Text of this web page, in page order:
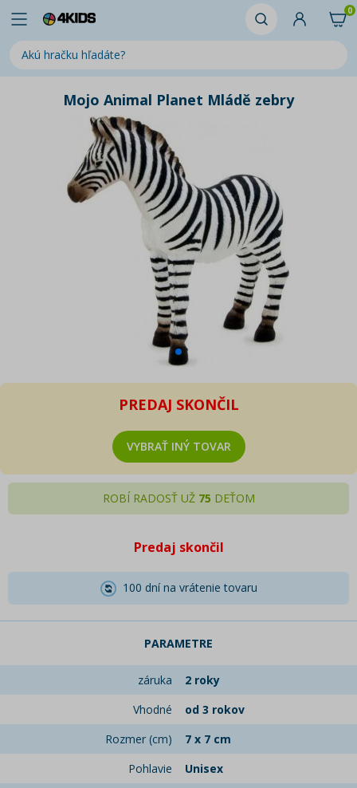
0
Mojo Animal Planet Mládě zebry
PREDAJ SKONČIL
VYBRAŤ INÝ TOVAR
ROBÍ RADOSŤ UŽ 75 DEŤOM
Predaj skončil
100 dní na vrátenie tovaru
PARAMETRE
záruka
2 roky
Vhodné
od 3 rokov
Rozmer (cm)
7 x 7 cm
Pohlavie
Unisex